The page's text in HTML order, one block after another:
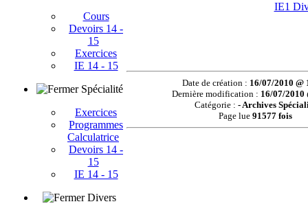
Cours
Devoirs 14 -
15
Exercices
IE 14 - 15
Spécialité
Exercices
Programmes
Calculatrice
Devoirs 14 -
15
IE 14 - 15
Divers
IE1
Date de création : 16/07/2010 @
Dernière modification : 16/07/2010
Catégorie : - Archives
Page lue 91577 fois